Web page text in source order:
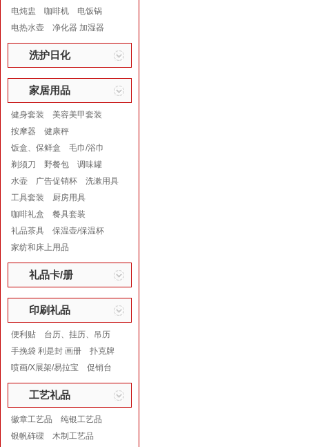
电炖盅
咖啡机
电饭锅
电热水壶
净化器 加湿器
洗护日化
家居用品
健身套装
美容美甲套装
按摩器
健康秤
饭盒、保鲜盒
毛巾/浴巾
剃须刀
野餐包
调味罐
水壶
广告促销杯
洗漱用具
工具套装
厨房用具
咖啡礼盒
餐具套装
礼品茶具
保温壶/保温杯
家纺和床上用品
礼品卡/册
印刷礼品
便利贴
台历、挂历、吊历
手挽袋 利是封 画册
扑克牌
喷画/X展架/易拉宝
促销台
工艺礼品
徽章工艺品
纯银工艺品
银帆砗磲
木制工艺品